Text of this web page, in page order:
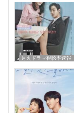
月火ドラマ視聴率速報